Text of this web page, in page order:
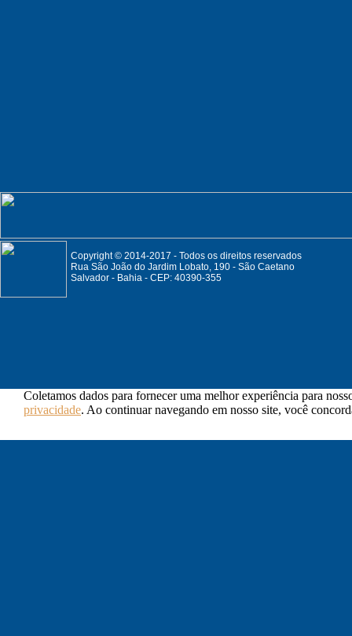
Copyright © 2014-2017 - Todos os direitos reservados
Rua São João do Jardim Lobato, 190 - São Caetano
Salvador - Bahia - CEP: 40390-355
Coletamos dados para fornecer uma melhor experiência para
privacidade. Ao continuar navegando em nosso site, você